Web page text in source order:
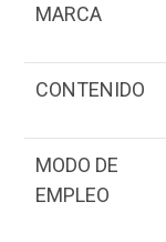
MARCA
CONTENIDO
MODO DE
EMPLEO